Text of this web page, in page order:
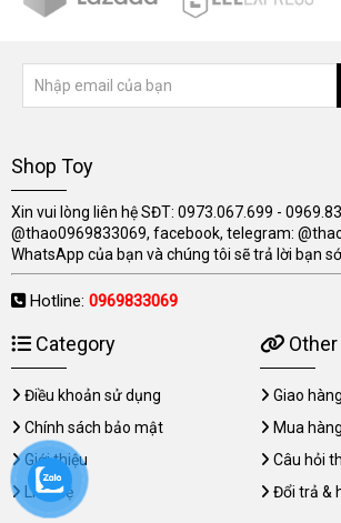
Shop Toy
Xin vui lòng liên hệ SĐT: 0973.067.699 -
@thao0969833069, facebook, telegram:
WhatsApp của bạn và chúng tôi sẽ trả lời bạn
Hotline: 0969833069
Category
Điều khoản sử dụng
Chính sách bảo mật
Giới thiệu
Liên hệ
Other
Giao
Mua
Câu hỏi
Đổi trả &